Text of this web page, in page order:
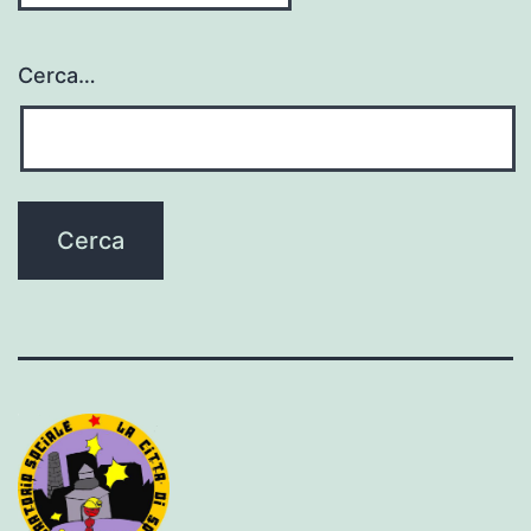
Cerca…